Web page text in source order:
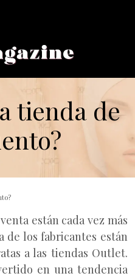
tienda de
están cada vez más
de los fabricantes están
a las tiendas Outlet.
en una tendencia